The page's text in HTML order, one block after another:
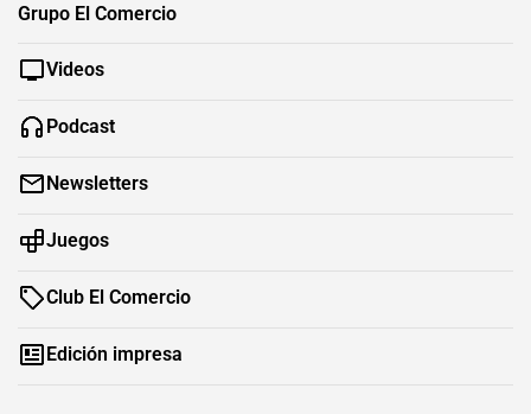
Grupo El Comercio
Videos
Podcast
Newsletters
Juegos
Club El Comercio
Edición impresa